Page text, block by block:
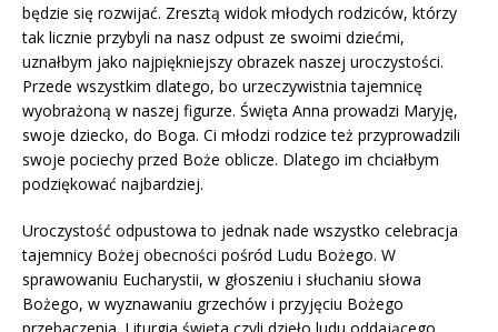
będzie się rozwijać. Zresztą widok młodych rodziców, którzy
tak licznie przybyli na nasz odpust ze swoimi dziećmi,
uznałbym jako najpiękniejszy obrazek naszej uroczystości.
Przede wszystkim dlatego, bo urzeczywistnia tajemnicę
wyobrażoną w naszej figurze. Święta Anna prowadzi Maryję,
swoje dziecko, do Boga. Ci młodzi rodzice też przyprowadzili
swoje pociechy przed Boże oblicze. Dlatego im chciałbym
podziękować najbardziej.
Uroczystość odpustowa to jednak nade wszystko celebracja
tajemnicy Bożej obecności pośród Ludu Bożego. W
sprawowaniu Eucharystii, w głoszeniu i słuchaniu słowa
Bożego, w wyznawaniu grzechów i przyjęciu Bożego